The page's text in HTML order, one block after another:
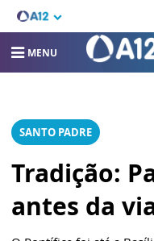
MENU
SANTO PADRE
Tradição:
antes da